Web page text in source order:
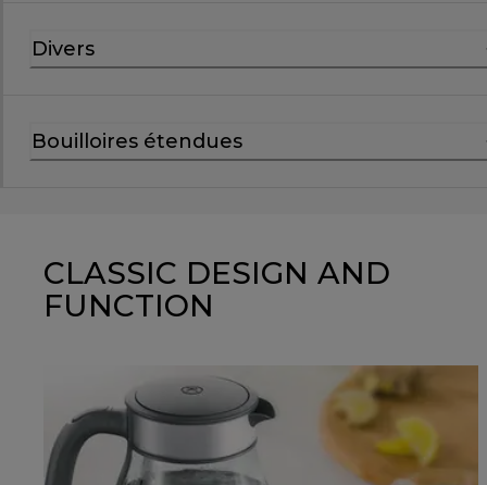
Divers
Bouilloires étendues
CLASSIC DESIGN AND
FUNCTION